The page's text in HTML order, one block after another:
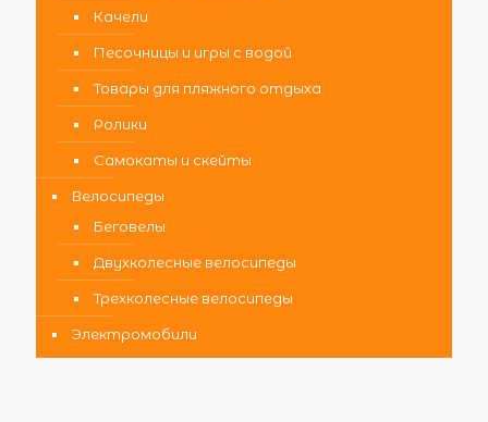
Качели
Песочницы и игры с водой
Товары для пляжного отдыха
Ролики
Самокаты и скейты
Велосипеды
Беговелы
Двухколесные велосипеды
Трехколесные велосипеды
Электромобили